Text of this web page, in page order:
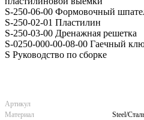
S-250-06-00 Формовочный
S-250-02-01 Пластилин
S-250-03-00 Дренажная решетка
S-0250-000-00-08-00 Гаечный
S Руководство по сборке
Артикул
Материал
Steel/